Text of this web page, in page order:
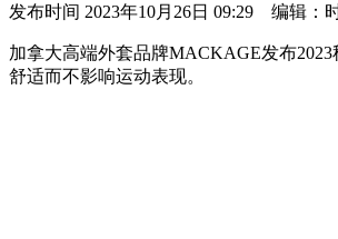
发布时间 2023年10月26日 09:29 编辑
加拿大高端外套品牌MACKAGE发布
舒适而不影响运动表现。